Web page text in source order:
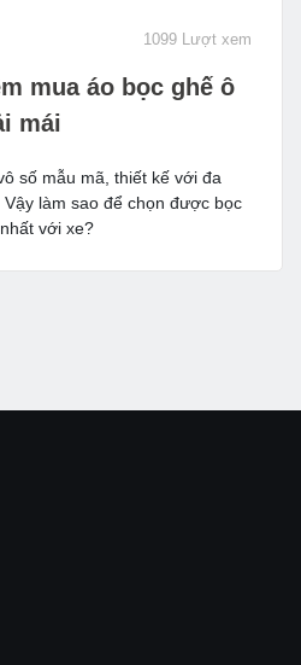
1099 Lượt xem
mua áo bọc ghế ô
mái
số mẫu mã, thiết kế với đa
làm sao để chọn được bọc
với xe?